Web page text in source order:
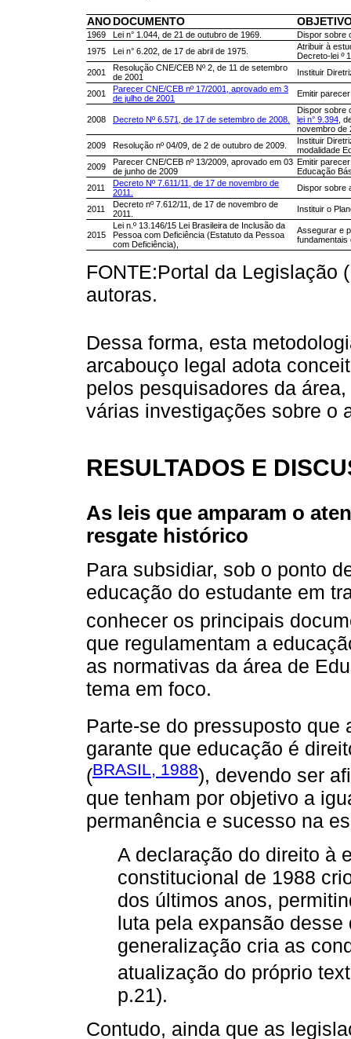
ANO DOCUMENTO
1969 Lei n° 1.044, de 21 de outubro de 1969.
Dispor sobre
1975
Lei n° 6.202, de 17 de abril de 1975.
Atribuir à
Decreto-lei º
2001
Resolução CNE/CEB Nº 2, de 11 de setembro
de 2001
Instituir
2001
Parecer CNE/CEB nº 17/2001, aprovado em 3
de julho de 2001
Emitir
2008 Decreto Nº 6.571, de 17 de setembro de 2008.
Dispor sobre
lei n° 9.394 ,
novembro de
2009
Resolução nº 04/09, de 2 de outubro de 2009.
Instituir
modalidade
2009
Parecer CNE/CEB nº 13/2009, aprovado em 03
de junho de 2009
Emitir
Educação
2011
Decreto Nº 7.611/11, de 17 de novembro de
2011.
Dispor sobre
2011
Decreto nº 7.612/11, de 17 de novembro de
2011.
Instituir o
2015
Lei n.º 13.146/15 Lei Brasileira de Inclusão da
Pessoa com Deficiência (Estatuto da Pessoa
com Deficiência),
Assegurar e
fundamentais
FONTE:Portal da Legislação
autoras.
Dessa forma, esta
arcabouço legal adota
pelos pesquisadores da
várias investigações sobre o
RESULTADOS E
As leis que amparam o
resgate histórico
Para subsidiar, sob o ponto
educação do estudante em
conhecer os principais
que regulamentam a
as normativas da área de
tema em foco.
Parte-se do pressuposto que
garante que educação é
(BRASIL, 1988), devendo ser
que tenham por objetivo a
permanência e sucesso na
A declaração do direito à
constitucional de 1988
dos últimos anos,
luta pela expansão
generalização cria as
atualização do próprio
p.21).
Contudo, ainda que as